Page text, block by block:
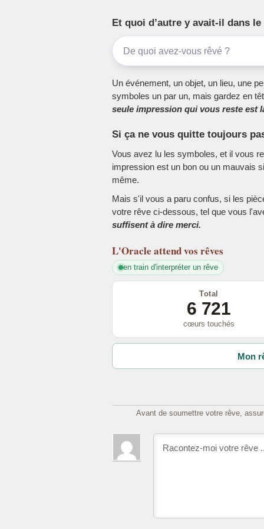
Et quoi d’autre y avait-il dans le
Un événement, un objet, un lieu, une
symboles un par un, mais gardez en
seule impression qui vous reste est
Si ça ne vous quitte toujours
Vous avez lu les symboles, et il vous
impression est un bon ou un mauvais
même.
Mais s'il vous a paru confus, si les
votre rêve ci-dessous, tel que vous
suffisent à dire merci.
L'Oracle attend vos rêves
en train d'interpréter un rêve
Total
6 721
cœurs touchés
Mon
Avant de soumettre votre rêve,